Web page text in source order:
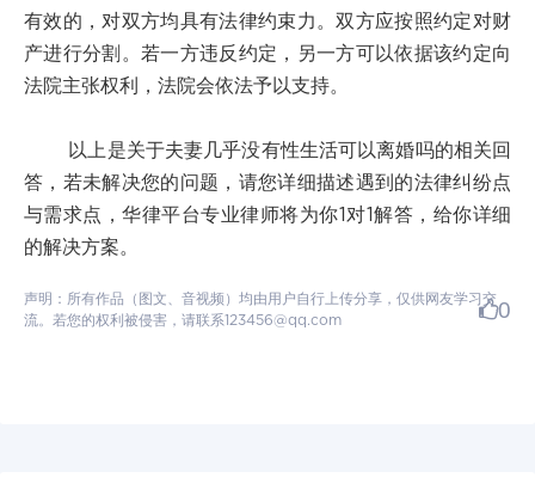
有效的，对双方均具有法律约束力。双方应按照约定对财
产进行分割。若一方违反约定，另一方可以依据该约定向
法院主张权利，法院会依法予以支持。
以上是关于夫妻几乎没有性生活可以离婚吗的相关回
答，若未解决您的问题，请您详细描述遇到的法律纠纷点
与需求点，华律平台专业律师将为你1对1解答，给你详细
的解决方案。
声明：所有作品（图文、音视频）均由用户自行上传分享，仅供网友学习交
流。若您的权利被侵害，请联系123456@qq.com
0